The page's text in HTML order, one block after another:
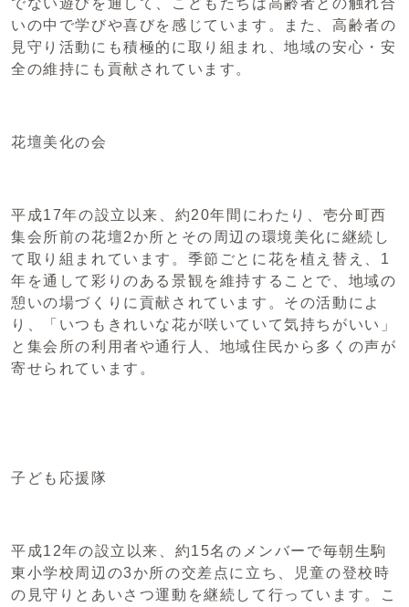
いの中で学びや喜びを感じています。また、高齢者の
見守り活動にも積極的に取り組まれ、地域の安心・安
全の維持にも貢献されています。
花壇美化の会
平成17年の設立以来、約20年間にわたり、壱分町西
集会所前の花壇2か所とその周辺の環境美化に継続し
て取り組まれています。季節ごとに花を植え替え、1
年を通して彩りのある景観を維持することで、地域の
憩いの場づくりに貢献されています。その活動によ
り、「いつもきれいな花が咲いていて気持ちがいい」
と集会所の利用者や通行人、地域住民から多くの声が
寄せられています。
子ども応援隊
平成12年の設立以来、約15名のメンバーで毎朝生駒
東小学校周辺の3か所の交差点に立ち、児童の登校時
の見守りとあいさつ運動を継続して行っています。こ